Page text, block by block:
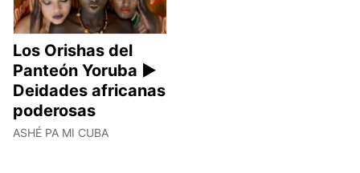
Los Orishas del
Panteón Yoruba ►
Deidades africanas
poderosas
ASHÉ PA MI CUBA